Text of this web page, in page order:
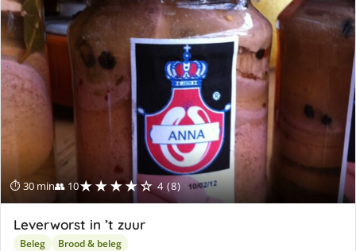
⏱ 30 min👥 10★★★★☆ 4 (8)
Leverworst in ’t zuur
Beleg Brood & beleg